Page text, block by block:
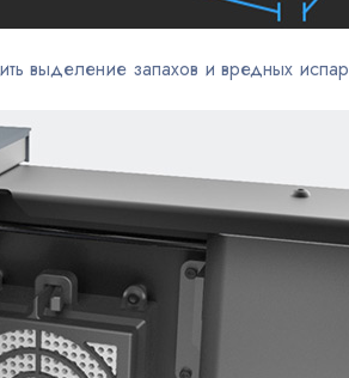
выделение запахов и вредных